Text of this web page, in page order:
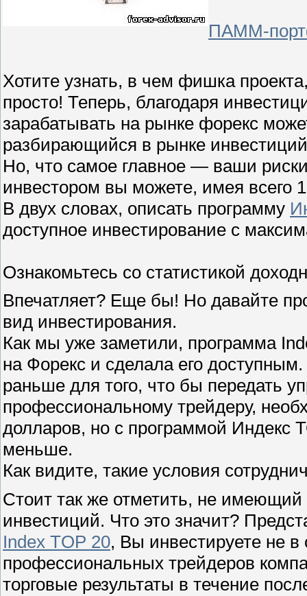
ПАММ-
Хотите узнать, в чем фишка
просто! Теперь, благодаря
зарабатывать на рынке форекс
разбирающийся в рынке
Но, что самое главное — ваши
инвестором вы можете, имея всего
В двух словах, описать программу
доступное инвестирование с
Ознакомьтесь со статистикой
Впечатляет? Еще бы! Но давайте
вид инвестирования.
Как мы уже заметили, программа
на Форекс и сделала его
раньше для того, что бы передать
профессиональному трейдеру,
долларов, но с программой Индекс
меньше.
Как видите, такие условия
Стоит так же отметить, не
инвестиций. Что это значит?
Index TOP 20, Вы инвестируете не в
профессиональных трейдеров
торговые результаты в течение